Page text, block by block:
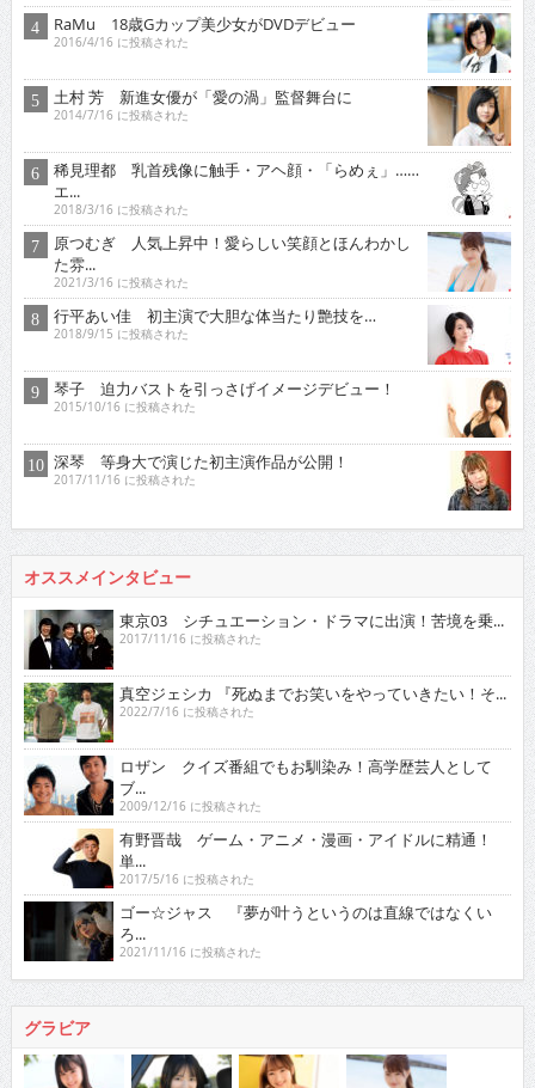
RaMu 18歳Gカップ美少女がDVDデビュー
2016/4/16 に投稿された
土村 芳 新進女優が「愛の渦」監督舞台に
2014/7/16 に投稿された
稀見理都 乳首残像に触手・アヘ顔・「らめぇ」……
エ...
2018/3/16 に投稿された
原つむぎ 人気上昇中！愛らしい笑顔とほんわかし
た雰...
2021/3/16 に投稿された
行平あい佳 初主演で大胆な体当たり艶技を…
2018/9/15 に投稿された
琴子 迫力バストを引っさげイメージデビュー！
2015/10/16 に投稿された
深琴 等身大で演じた初主演作品が公開！
2017/11/16 に投稿された
オススメインタビュー
東京03 シチュエーション・ドラマに出演！苦境を乗...
2017/11/16 に投稿された
真空ジェシカ 『死ぬまでお笑いをやっていきたい！そ...
2022/7/16 に投稿された
ロザン クイズ番組でもお馴染み！高学歴芸人として
ブ...
2009/12/16 に投稿された
有野晋哉 ゲーム・アニメ・漫画・アイドルに精通！
単...
2017/5/16 に投稿された
ゴー☆ジャス 『夢が叶うというのは直線ではなくい
ろ...
2021/11/16 に投稿された
グラビア